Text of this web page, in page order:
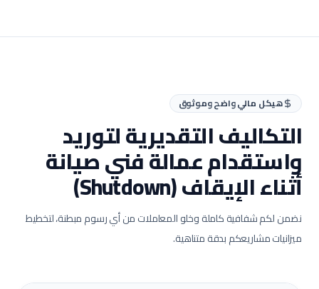
هيكل مالي واضح وموثوق
التكاليف التقديرية لتوريد
واستقدام عمالةفني صيانة
أثناء الإيقاف (Shutdown)
نضمن لكم شفافية كاملة وخلو المعاملات من أي رسوم مبطنة، لتخطيط
ميزانيات مشاريعكم بدقة متناهية.